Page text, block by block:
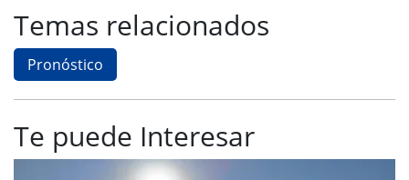
Temas relacionados
Pronóstico
Te puede Interesar